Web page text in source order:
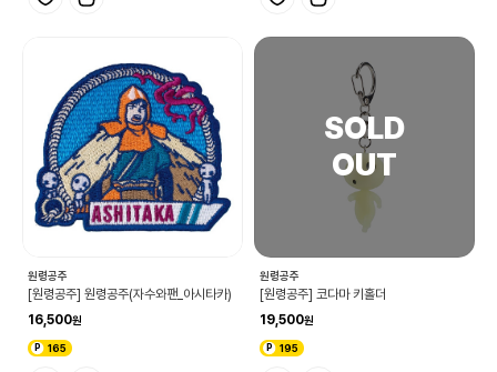
원령공주
[원령공주] 원령공주(자수와팬_아시타카)
16,500
165
원령공주
[원령공주] 코다마 키홀더
19,500
195